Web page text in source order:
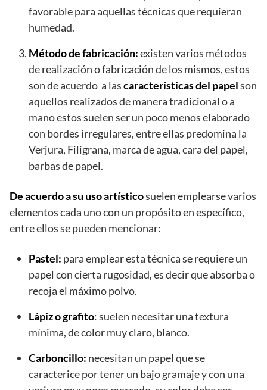
favorable para aquellas técnicas que requieran
humedad.
Método de fabricación:existen varios métodos
de realización o fabricación de los mismos, estos
son de acuerdo a lascaracterísticas del papelson
aquellos realizados de manera tradicional o a
mano estos suelen ser un poco menos elaborado
con bordes irregulares, entre ellas predomina la
Verjura, Filigrana, marca de agua, cara del papel,
barbas de papel.
De acuerdo a su uso artísticosuelen emplearse varios
elementos cada uno con un propósito en específico,
entre ellos se pueden mencionar:
Pastel: para emplear esta técnica se requiere un
papel con cierta rugosidad, es decir que absorba o
recoja el máximo polvo.
Lápiz o grafito: suelen necesitar una textura
mínima, de color muy claro, blanco.
Carboncillo: necesitan un papel que se
caracterice por tener un bajo gramaje y con una